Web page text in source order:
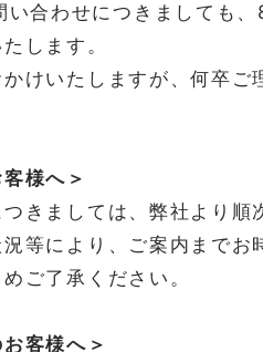
『UX Collective』で紹
このたび、離島引越し便の
が、海外のデザイン専門メ
た。 掲載記事はこちら 記
第一回LiSHインパクト
2026年5月28日、JR東日本
「LiSHインパクト」に、離
「LiSHインパクト」は、
「LiSH」で開催されるピ
い合わせにつきましても、
します。
けいたしますが、何卒ご
様へ＞
きましては、弊社より順
等により、ご案内までお
ご了承ください。
客様へ＞